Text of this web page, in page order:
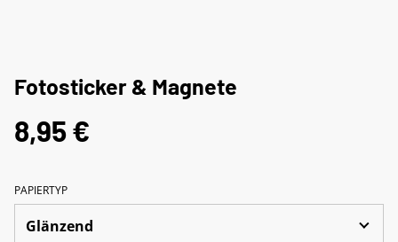
Fotosticker & Magnete
8,95 €
PAPIERTYP